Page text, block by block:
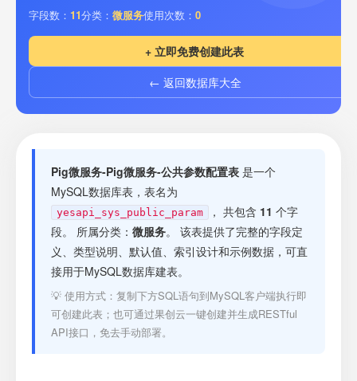
流量 剩余接口流量
套餐
接口测试
字段数： 11分类： 微服务使用次数： 0
+ 立即免费创建此表
← 返回数据库大全
Pig微服务-Pig微服务-公共参数配置表 是一个
MySQL数据库表，表名为
yesapi_sys_public_param ， 共包含 11 个字
段。 所属分类： 微服务。 该表提供了完整的字段定
义、类型说明、默认值、索引设计和示例数据，可直
接用于MySQL数据库建表。
💡 使用方式：复制下方SQL语句到MySQL客户端执行即
可创建此表；也可通过果创云一键创建并生成RESTful
API接口，免去手动部署。